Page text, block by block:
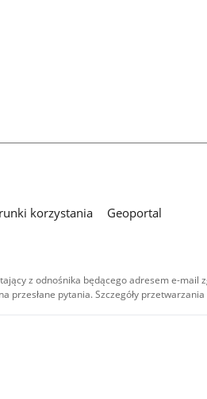
korzystania
Geoportal
z odnośnika będącego adresem e-mail
pytania. Szczegóły
-